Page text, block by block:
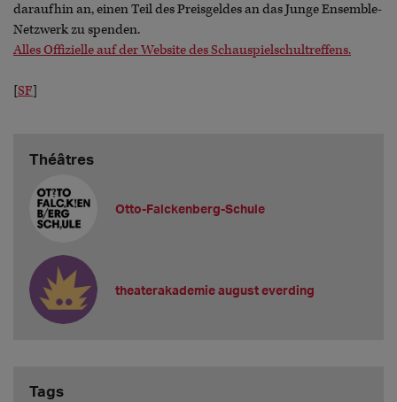
daraufhin an, einen Teil des Preisgeldes an das Junge Ensemble-
Netzwerk zu spenden.
Alles Offizielle auf der Website des Schauspielschultreffens.
[SF]
Théâtres
Otto-Falckenberg-Schule
theaterakademie august everding
Tags